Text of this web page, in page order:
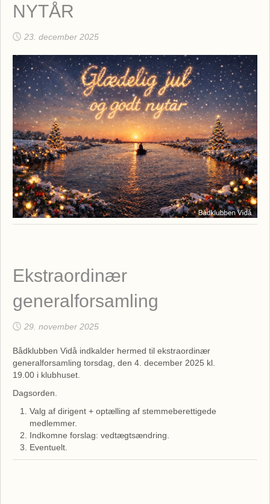
NYTÅR
23. december 2025
Ekstraordinær
generalforsamling
29. november 2025
Bådklubben Vidå indkalder hermed til ekstraordinær
generalforsamling torsdag, den 4. december 2025 kl.
19.00 i klubhuset.
Dagsorden.
Valg af dirigent + optælling af stemmeberettigede
medlemmer.
Indkomne forslag: vedtægtsændring.
Eventuelt.